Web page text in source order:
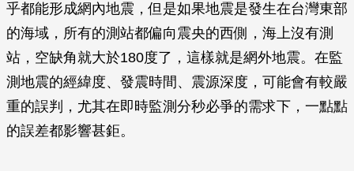
乎都能形成網內地震，但是如果地震是發生在台灣東部
的海域，所有的測站都偏向震央的西側，海上沒有測
站，空缺角就大於180度了，這樣就是網外地震。在監
測地震的經緯度、發震時間、震源深度，可能會有較嚴
重的誤判，尤其在即時監測分秒必爭的需求下，一點點
的誤差都影響甚鉅。